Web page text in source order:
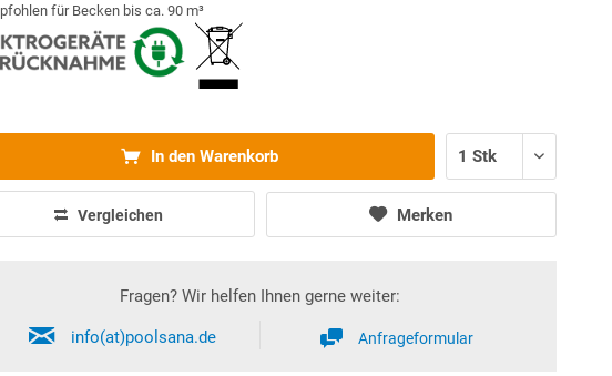
für Becken bis ca. 90 m³
In den Warenkorb
Vergleichen Merken
Fragen? Wir helfen Ihnen gerne weiter:
info(at)poolsana.de Anfrageformular